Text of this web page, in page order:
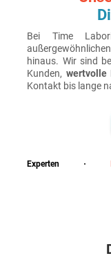
Bei Time
hinaus. Wir sind
Kunden, wertvolle
Kontakt bis lange
Experten